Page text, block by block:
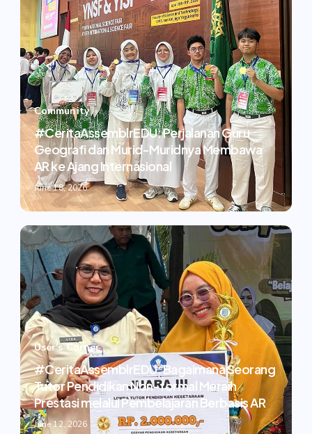
Community
#CeritaAssemblrEDU: Perjalanan Guru
Geografi dan Murid-Muridnya Membawa
AR ke Ajang Internasional
June 18, 2026
User's Corner
#CeritaAssemblrEDU: Bagaimana Seorang
Tutor Pendidikan Non-formal Meraih
Prestasi melalui Pembelajaran Berbasis AR
June 12, 2026